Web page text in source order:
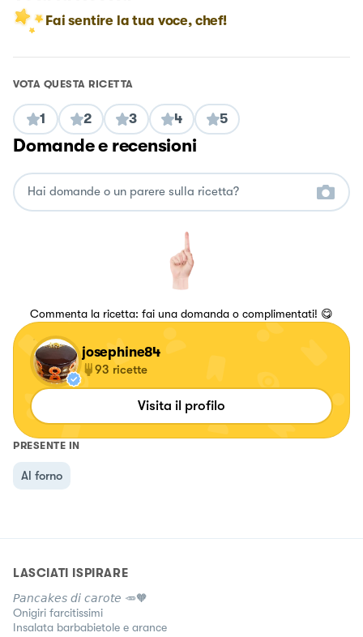
Fai sentire la tua voce, chef!
VOTA QUESTA RICETTA
1 2 3 4 5
Domande e recensioni
Commenta la ricetta: fai una domanda o complimentati! 😋
josephine84
93 ricette
Visita il profilo
PRESENTE IN
Al forno
LASCIATI ISPIRARE
𝘗𝘢𝘯𝘤𝘢𝘬𝘦𝘴 𝘥𝘪 𝘤𝘢𝘳𝘰𝘵𝘦 🥕🧡
Onigiri farcitissimi
Insalata barbabietole e arance